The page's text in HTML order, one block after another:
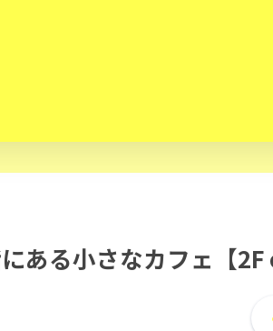
ある小さなカフェ【2F